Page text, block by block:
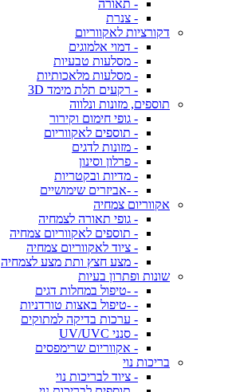
- תאורה
- צנרת
דקורציות לאקווריום
- דמוי אלמוגים
- מסלעות טבעיות
- מסלעות מלאכותיות
- רקעים תלת מימד 3D
תוספים, מזונות ונלווה
- גופי חימום וקירור
- תוספים לאקווריום
- מזונות לדגים
- פרלון וסינון
- מדיות ובקטריות
- -אביזרים שימושיים
אקווריום צמחיה
- גופי תאורה לצמחיה
- תוספים לאקווריום צמחיה
- ציוד לאקווריום צמחיה
- מצע חצץ ותת מצע לצמחיה
שונות ופתרון בעיות
- -טיפול במחלות דגים
- -טיפול באצות טורדניות
- ערכות בדיקה למתוקים
- סנני UV/UVC
- אקווריום שרימפסים
בריכות נוי
- ציוד לבריכות נוי